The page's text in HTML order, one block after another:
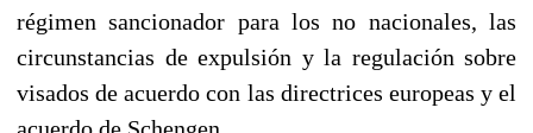
régimen sancionador para los no nacionales, las
circunstancias de expulsión y la regulación sobre
visados de acuerdo con las directrices europeas y el